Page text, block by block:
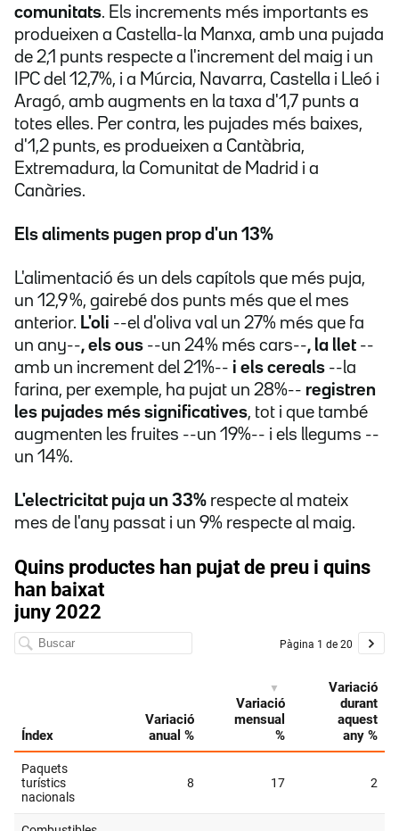
comunitats. Els increments més importants es
produeixen a Castella-la Manxa, amb una pujada
de 2,1 punts respecte a l'increment del maig i un
IPC del 12,7%, i a Múrcia, Navarra, Castella i Lleó i
Aragó, amb augments en la taxa d'1,7 punts a
totes elles. Per contra, les pujades més baixes,
d'1,2 punts, es produeixen a Cantàbria,
Extremadura, la Comunitat de Madrid i a
Canàries.
Els aliments pugen prop d'un 13%
L'alimentació és un dels capítols que més puja,
un 12,9 %, gairebé dos punts més que el mes
anterior. L'oli --el d'oliva val un 27% més que fa
un any--, els ous --un 24% més cars--, la llet --
amb un increment del 21%-- i els cereals --la
farina, per exemple, ha pujat un 28%-- registren
les pujades més significatives, tot i que també
augmenten les fruites --un 19%-- i els llegums --
un 14%.
L'electricitat puja un 33% respecte al mateix
mes de l'any passat i un 9% respecte al maig.